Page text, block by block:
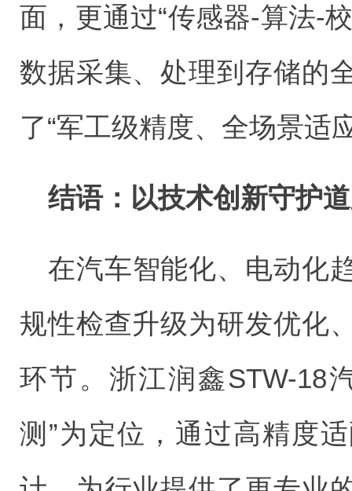
面，更通过“传感器-算法-
数据采集、处理到存储的
了“军工级精度、全场景适
结语：以技术创新守护
在汽车智能化、电动化
规性检查升级为研发优化
环节。浙江润鑫STW-18
测”为定位，通过高精度